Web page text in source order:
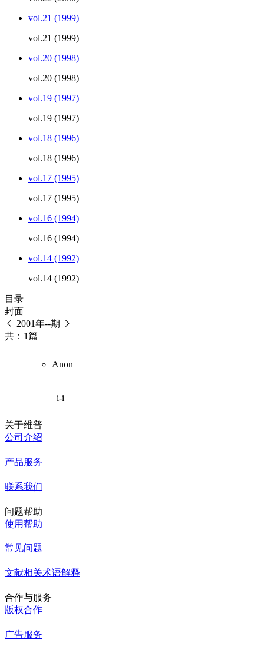
vol.21 (1999)
vol.21 (1999)
vol.20 (1998)
vol.20 (1998)
vol.19 (1997)
vol.19 (1997)
vol.18 (1996)
vol.18 (1996)
vol.17 (1995)
vol.17 (1995)
vol.16 (1994)
vol.16 (1994)
vol.14 (1992)
vol.14 (1992)
目录
封面
2001年--期
共：1篇
Anon
i-i
关于维普
公司介绍
产品服务
联系我们
问题帮助
使用帮助
常见问题
文献相关术语解释
合作与服务
版权合作
广告服务